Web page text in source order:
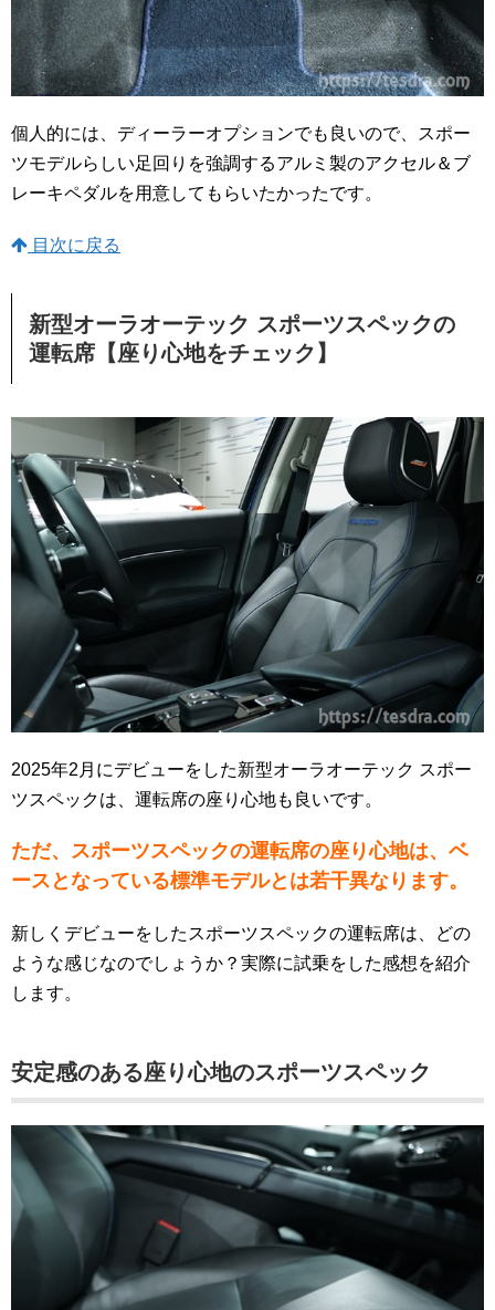
個人的には、ディーラーオプションでも良いので、スポー
ツモデルらしい足回りを強調するアルミ製のアクセル＆ブ
レーキペダルを用意してもらいたかったです。
目次に戻る
新型オーラオーテック スポーツスペックの
運転席【座り心地をチェック】
2025年2月にデビューをした新型オーラオーテック スポー
ツスペックは、運転席の座り心地も良いです。
ただ、スポーツスペックの運転席の座り心地は、ベ
ースとなっている標準モデルとは若干異なります。
新しくデビューをしたスポーツスペックの運転席は、どの
ような感じなのでしょうか？実際に試乗をした感想を紹介
します。
安定感のある座り心地のスポーツスペック